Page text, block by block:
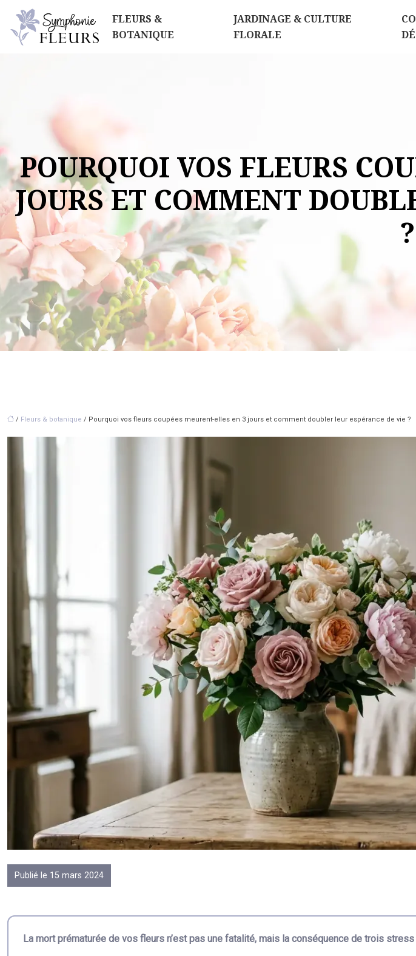
FLEURS &
BOTANIQUE
JARDINAGE & CULTURE
FLORALE
POURQUOI VOS FLEURS
JOURS ET COMMENT
?
/ Fleurs & botanique / Pourquoi vos fleurs coupées meurent-elles en 3 jours et comment doubler leur espérance de vie ?
Publié le 15 mars 2024
La mort prématurée de vos fleurs n’est pas une fatalité, mais la conséquence de trois